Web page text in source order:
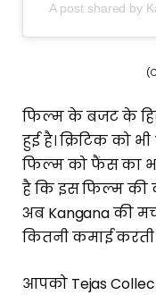
A post shared by
फिल्म के बजट के
हुई है। क्रिटिक को
फिल्म को फैंस का
है कि इस फिल्म की
अब Kangana की
कितनी कमाई करती
आपको Tejas